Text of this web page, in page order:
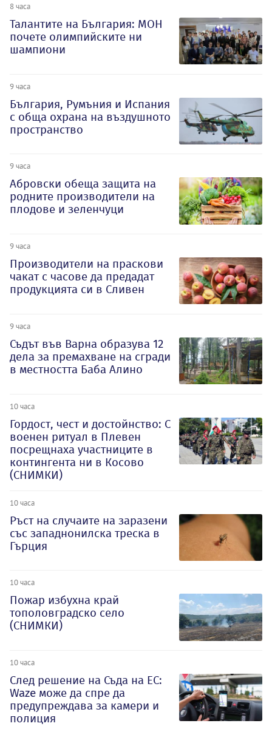
8 часа
Талантите на България: МОН
почете олимпийските ни
шампиони
9 часа
България, Румъния и Испания
с обща охрана на въздушното
пространство
9 часа
Абровски обеща защита на
родните производители на
плодове и зеленчуци
9 часа
Производители на праскови
чакат с часове да предадат
продукцията си в Сливен
9 часа
Съдът във Варна образува 12
дела за премахване на сгради
в местността Баба Алино
10 часа
Гордост, чест и достойнство: С
военен ритуал в Плевен
посрещнаха участниците в
контингента ни в Косово
(СНИМКИ)
10 часа
Ръст на случаите на заразени
със западнонилска треска в
Гърция
10 часа
Пожар избухна край
тополовградско село
(СНИМКИ)
10 часа
След решение на Съда на ЕС:
Waze може да спре да
предупреждава за камери и
полиция